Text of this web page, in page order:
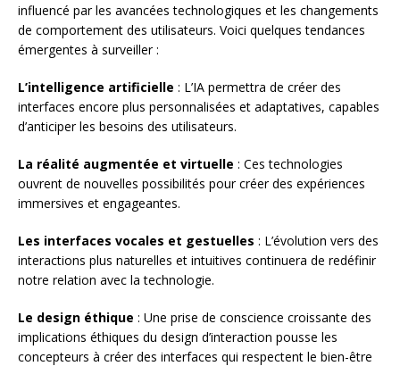
influencé par les avancées technologiques et les changements
de comportement des utilisateurs. Voici quelques tendances
émergentes à surveiller :
L’intelligence artificielle : L’IA permettra de créer des
interfaces encore plus personnalisées et adaptatives, capables
d’anticiper les besoins des utilisateurs.
La réalité augmentée et virtuelle : Ces technologies
ouvrent de nouvelles possibilités pour créer des expériences
immersives et engageantes.
Les interfaces vocales et gestuelles : L’évolution vers des
interactions plus naturelles et intuitives continuera de redéfinir
notre relation avec la technologie.
Le design éthique : Une prise de conscience croissante des
implications éthiques du design d’interaction pousse les
concepteurs à créer des interfaces qui respectent le bien-être